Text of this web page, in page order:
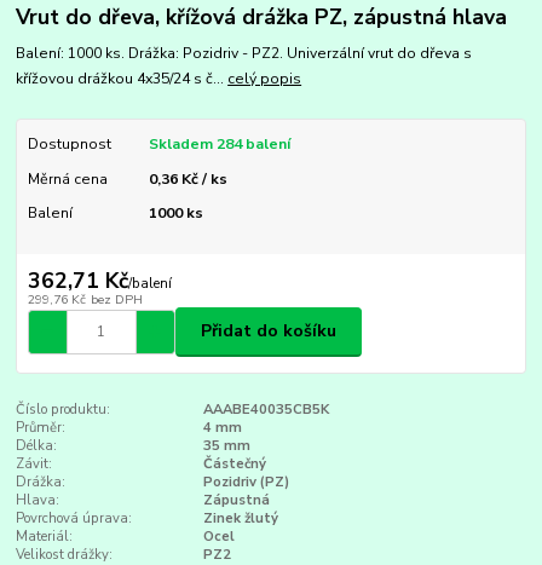
Vrut do dřeva, křížová drážka PZ, zápustná hlava
Balení: 1000 ks. Drážka: Pozidriv - PZ2. Univerzální vrut do dřeva s
křížovou drážkou 4x35/24 s č... celý popis
Dostupnost
Skladem 284 balení
Měrná cena
0,36 Kč / ks
Balení
1000 ks
362,71 Kč/balení
299,76 Kč bez DPH
Přidat do košíku
Číslo produktu:
AAABE40035CB5K
Průměr:
4 mm
Délka:
35 mm
Závit:
Částečný
Drážka:
Pozidriv (PZ)
Hlava:
Zápustná
Povrchová úprava:
Zinek žlutý
Materiál:
Ocel
Velikost drážky:
PZ2